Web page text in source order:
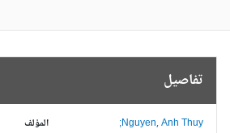
تفاصيل
المؤلف Nguyen, Anh Thuy;